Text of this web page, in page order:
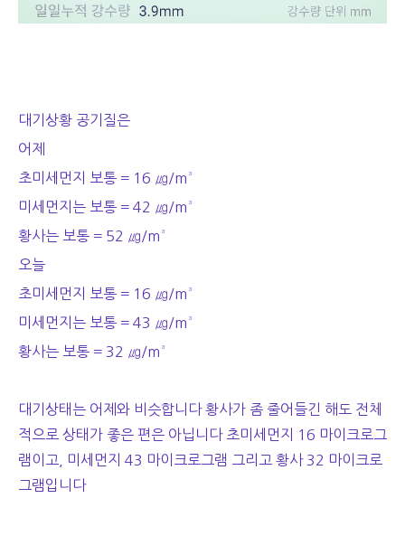
대기상황 공기질은
어제
초미세먼지 보통 = 16 ㎍/m³
미세먼지는 보통 = 42 ㎍/m³
황사는 보통 = 52 ㎍/m³
오늘
초미세먼지 보통 = 16 ㎍/m³
미세먼지는 보통 = 43 ㎍/m³
황사는 보통 = 32 ㎍/m³
대기상태는 어제와 비슷합니다 황사가 좀 줄어들긴 해도 전체
적으로 상태가 좋은 편은 아닙니다 초미세먼지 16 마이크로그
램이고, 미세먼지 43 마이크로그램 그리고 황사 32 마이크로
그램입니다